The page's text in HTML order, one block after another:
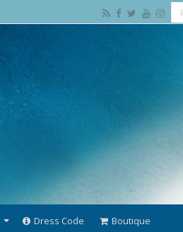
Dress Code Boutique